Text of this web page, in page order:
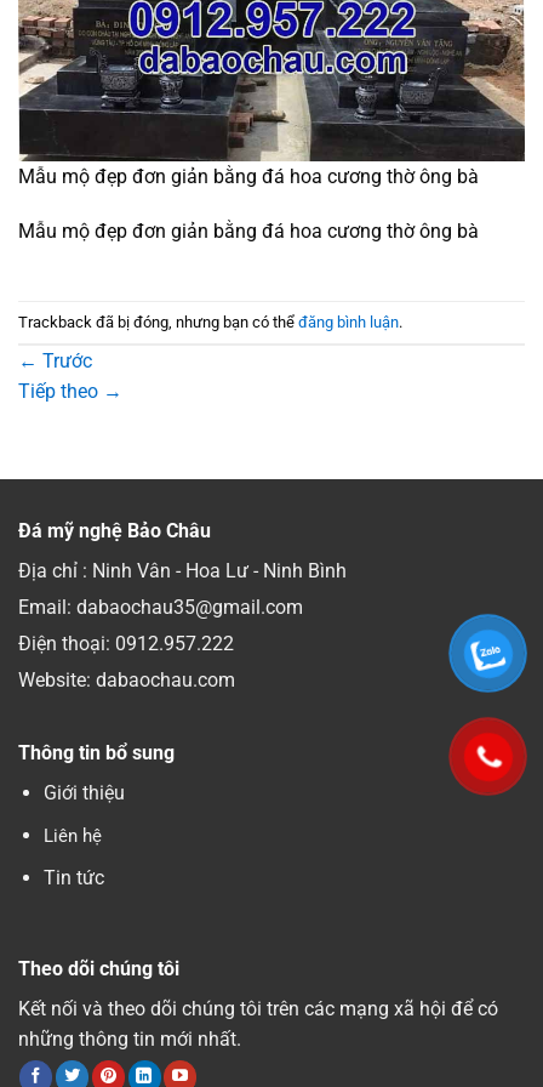
Mẫu mộ đẹp đơn giản bằng đá hoa cương thờ ông bà
Mẫu mộ đẹp đơn giản bằng đá hoa cương thờ ông bà
Trackback đã bị đóng, nhưng bạn có thể đăng bình luận.
← Trước
Tiếp theo →
Đá mỹ nghệ Bảo Châu
Địa chỉ : Ninh Vân - Hoa Lư - Ninh Bình
Email: dabaochau35@gmail.com
Điện thoại: 0912.957.222
Website: dabaochau.com
Thông tin bổ sung
Giới thiệu
Liên hệ
Tin tức
Theo dõi chúng tôi
Kết nối và theo dõi chúng tôi trên các mạng xã hội để có
những thông tin mới nhất.